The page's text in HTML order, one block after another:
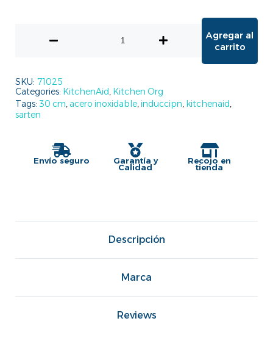
Agregar al
carrito
SKU: 71025
Categories: KitchenAid Kitchen Org
Tags: 30 cm acero inoxidable induccipn kitchenaid
sarten
Envío seguro Garantía y
Calidad
Recojo en
tienda
Descripción
Marca
Reviews